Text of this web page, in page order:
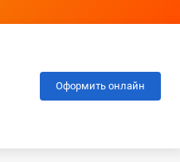
Оформить онлайн